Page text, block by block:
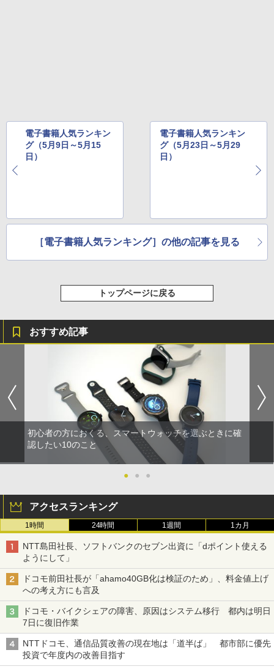
電子書籍人気ランキン
グ（5月9日～5月15
日）
電子書籍人気ランキン
グ（5月23日～5月29
日）
［電子書籍人気ランキング］の他の記事を見る
トップページに戻る
おすすめ記事
初心者の方におくる、スマートウォッチを選ぶときに確
認したい10のこと
● ● ●
アクセスランキング
1時間 24時間 1週間 1カ月
NTT島田社長、ソフトバンクのセブン出資に「dポイント使える
ようにして」
ドコモ前田社長が「ahamo40GB化は検証のため」、料金値上げ
への考え方にも言及
ドコモ・バイクシェアの障害、原因はシステム移行 都内は明日
7日に復旧作業
NTTドコモ、通信品質改善の現在地は「道半ば」 都市部に優先
投資で年度内の改善目指す